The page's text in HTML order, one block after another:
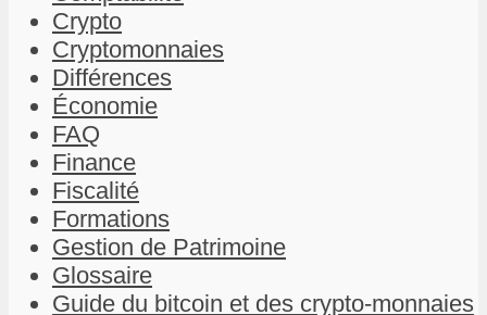
Crypto
Cryptomonnaies
Différences
Économie
FAQ
Finance
Fiscalité
Formations
Gestion de Patrimoine
Glossaire
Guide du bitcoin et des crypto-monnaies